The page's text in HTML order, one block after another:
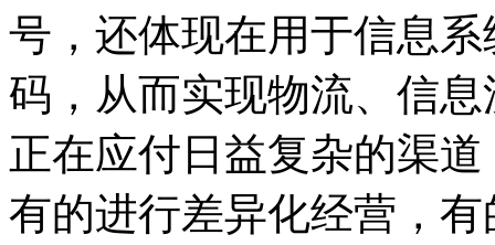
号，还体现在用于信息
码，从而实现物流、信
正在应付日益复杂的渠
有的进行差异化经营，